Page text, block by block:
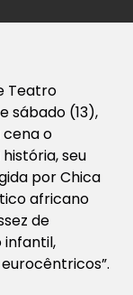
Teatro
sábado (13),
cena o
seu
por Chica
africano
de
infantil,